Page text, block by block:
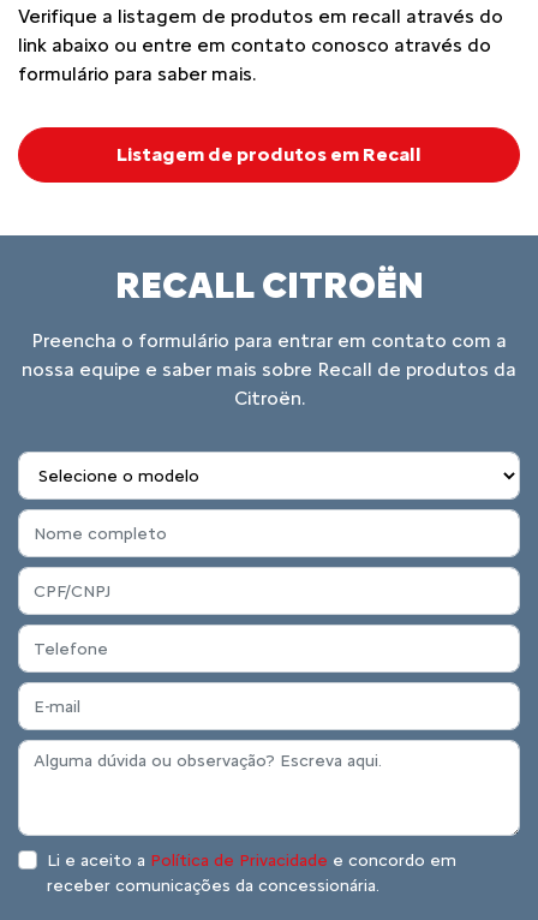
Verifique a listagem de produtos em recall através do
link abaixo ou entre em contato conosco através do
formulário para saber mais.
Listagem de produtos em Recall
RECALL CITROËN
Preencha o formulário para entrar em contato com a
nossa equipe e saber mais sobre Recall de produtos da
Citroën.
Li e aceito a Política de Privacidade e concordo em
receber comunicações da concessionária.